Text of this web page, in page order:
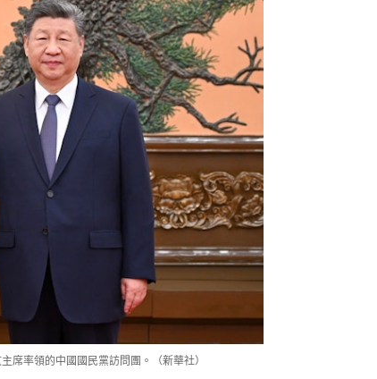
席率領的中國國民黨訪問團。（新華社）